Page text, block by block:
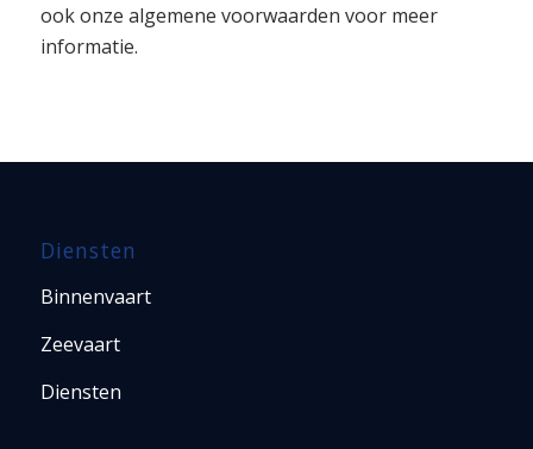
ook onze algemene voorwaarden voor meer
informatie.
Diensten
Binnenvaart
Zeevaart
Diensten